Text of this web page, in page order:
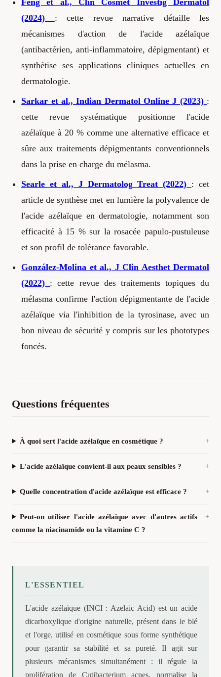
(2024)
: cette revue narrative détaille les
mécanismes d'action de l'acide azélaïque
(antibactérien, anti-inflammatoire, dépigmentant) et
synthétise ses applications cliniques actuelles en
dermatologie.
Sarkar et al., Indian Dermatol Online J (2023) :
cette revue systématique positionne l'acide
azélaïque à 20 % comme une alternative efficace et
sûre aux traitements dépigmentants conventionnels
dans la prise en charge du mélasma.
Searle et al., J Dermatolog Treat (2022) : cet
article de synthèse met en lumière la polyvalence de
l'acide azélaïque en dermatologie, notamment son
efficacité à 15 % sur la rosacée papulo-pustuleuse
et son profil de tolérance favorable.
González-Molina et al., J Clin Aesthet Dermatol
(2022) : cette revue des traitements topiques du
mélasma confirme l'action dépigmentante de l'acide
azélaïque via l'inhibition de la tyrosinase, avec un
bon niveau de sécurité y compris sur les phototypes
foncés.
Questions fréquentes
À quoi sert l'acide azélaïque en cosmétique ?
L'acide azélaïque convient-il aux peaux sensibles ?
Quelle concentration d'acide azélaïque est efficace ?
Peut-on utiliser l'acide azélaïque avec d'autres actifs
comme la niacinamide ou la vitamine C ?
L'ESSENTIEL
L'acide azélaïque (INCI : Azelaic Acid) est un acide
dicarboxylique d'origine naturelle, présent dans le blé
et l'orge, utilisé en cosmétique sous forme synthétique
pour garantir sa stabilité et sa pureté. Il agit sur
plusieurs mécanismes simultanément : il régule la
prolifération de Cutibacterium acnes, normalise la